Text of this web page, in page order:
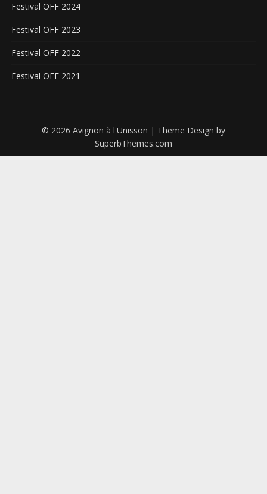
Festival OFF 2024
Festival OFF 2023
Festival OFF 2022
Festival OFF 2021
© 2026 Avignon à l'Unisson | Theme Design by
SuperbThemes.com